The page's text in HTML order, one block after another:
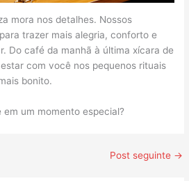
mora nos detalhes. Nossos
trazer mais alegria, conforto e
Do café da manhã à última xícara de
com você nos pequenos rituais
bonito.
um momento especial?
Post seguinte →